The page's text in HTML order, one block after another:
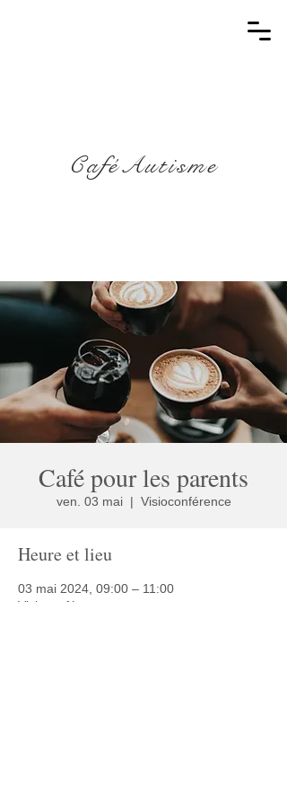
CaféAutisme
Café pour les parents
ven. 03 mai
  |
Visioconférence
Heure et lieu
03 mai 2024, 09:00 – 11:00
Visioconférence